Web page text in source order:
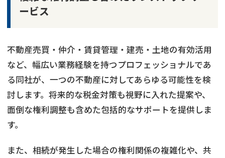
ービス
不動産売買・仲介・賃貸管理・建売・土地の有効活用
など、幅広い業務経験を持つプロフェッショナルであ
る同社が、一つの不動産に対してあらゆる可能性を検
討します。将来的な税金対策も視野に入れた提案や、
面倒な権利調整も含めた包括的なサポートを提供しま
す。
また、相続が発生した場合の権利関係の複雑化や、共